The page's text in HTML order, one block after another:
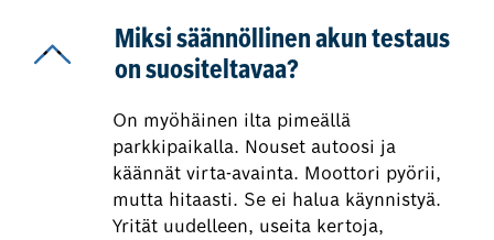
Miksi säännöllinen akun testaus
on suositeltavaa?
On myöhäinen ilta pimeällä
parkkipaikalla. Nouset autoosi ja
käännät virta-avainta. Moottori pyörii,
mutta hitaasti. Se ei halua käynnistyä.
Yrität uudelleen, useita kertoja,